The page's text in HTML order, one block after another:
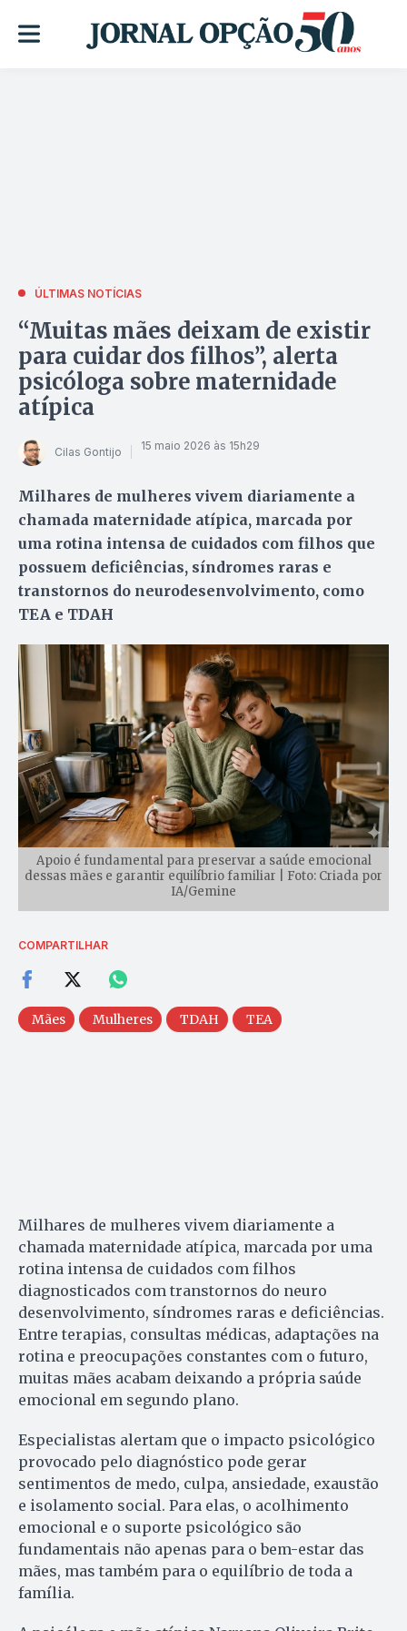
ÚLTIMAS NOTÍCIAS
“Muitas mães deixam de existir
para cuidar dos filhos”, alerta
psicóloga sobre maternidade
atípica
Cilas Gontijo 15 maio 2026 às 15h29
Milhares de mulheres vivem diariamente a
chamada maternidade atípica, marcada por
uma rotina intensa de cuidados com filhos que
possuem deficiências, síndromes raras e
transtornos do neurodesenvolvimento, como
TEA e TDAH
Apoio é fundamental para preservar a saúde emocional
dessas mães e garantir equilíbrio familiar | Foto: Criada por
IA/Gemine
COMPARTILHAR
Mães Mulheres TDAH TEA
Milhares de mulheres vivem diariamente a
chamada maternidade atípica, marcada por uma
rotina intensa de cuidados com filhos
diagnosticados com transtornos do neuro
desenvolvimento, síndromes raras e deficiências.
Entre terapias, consultas médicas, adaptações na
rotina e preocupações constantes com o futuro,
muitas mães acabam deixando a própria saúde
emocional em segundo plano.
Especialistas alertam que o impacto psicológico
provocado pelo diagnóstico pode gerar
sentimentos de medo, culpa, ansiedade, exaustão
e isolamento social. Para elas, o acolhimento
emocional e o suporte psicológico são
fundamentais não apenas para o bem-estar das
mães, mas também para o equilíbrio de toda a
família.